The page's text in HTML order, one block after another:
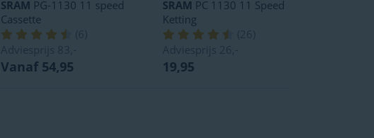
SRAM PG-1130 11 speed
Cassette
(6
Adviesprijs 83,-
Vanaf 54,95
SRAM PC 1130 11 Speed
Ketting
(26
Adviesprijs 26,-
19,95